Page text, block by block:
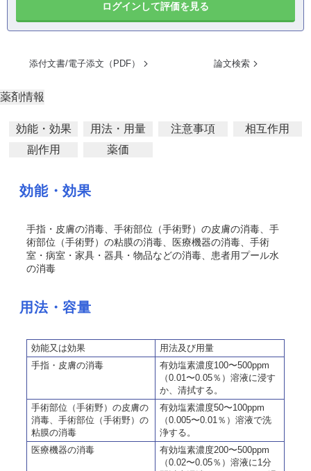
ログインして評価を見る
添付文書/電子添文（PDF） 論文検索
薬剤情報
効能・効果 用法・用量 注意事項
相互作用
副作用
薬価
効能・効果
手指・皮膚の消毒、手術部位（手術野）の皮膚の消毒、手
術部位（手術野）の粘膜の消毒、医療機器の消毒、手術
室・病室・家具・器具・物品などの消毒、患者用プール水
の消毒
用法・容量
効能又は効果
用法及び用量
手指・皮膚の消毒
有効塩素濃度100〜500ppm
（0.01〜0.05％）溶液に浸す
か、清拭する。
手術部位（手術野）の皮膚の
消毒、手術部位（手術野）の
粘膜の消毒
有効塩素濃度50〜100ppm
（0.005〜0.01％）溶液で洗
浄する。
医療機器の消毒
有効塩素濃度200〜500ppm
（0.02〜0.05％）溶液に1分